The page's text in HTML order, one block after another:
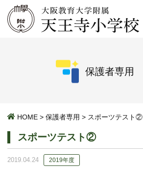
保護者専用
HOME > 保護者専用 > スポーツテスト②
スポーツテスト②
2019.04.24 2019年度